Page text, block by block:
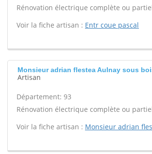
Rénovation électrique complète ou
Voir la fiche artisan : Entr coue pascal
Monsieur adrian flestea Aulnay sous
Artisan
Département: 93
Rénovation électrique complète ou
Voir la fiche artisan : Monsieur adrian